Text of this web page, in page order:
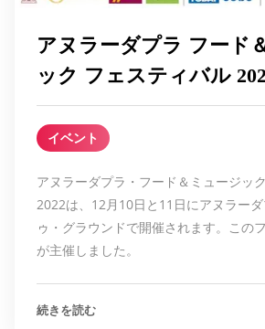
アヌラーダプラ フード
ック フェスティバル
イベント
アヌラーダプラ・フード＆ミュージッ
2022は、12月10日と11日にアヌラー
ゥ・グラウンドで開催されます。この
が主催しました。
続きを読む